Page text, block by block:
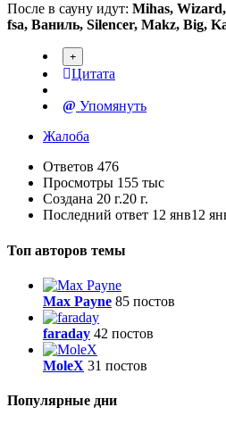
После в сауну идут: Mihas,
fsa, Ваниль, Silencer, Makz, Big,
Цитата
Упомянуть
Жалоба
Ответов 476
Просмотры 155 тыс
Создана 20 г.20 г.
Последний ответ 12 янв12
Топ авторов темы
Max Payne 85 постов
faraday 42 постов
MoleX 31 постов
Популярные дни